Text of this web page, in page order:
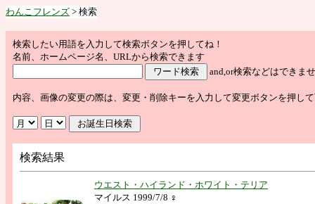
わんこフレンズ > 検索
検索したい用語を入力して検索ボタンを押してね！
名前、ホームページ名、URLから検索できます
and,or検索などはできま
内容、画像の変更の際は、変更・削除キーを入力して変更ボタンを押し
検索結果
ウエスト・ハイランド・ホワイト・テリア
マイルス 1999/7/8 ♀